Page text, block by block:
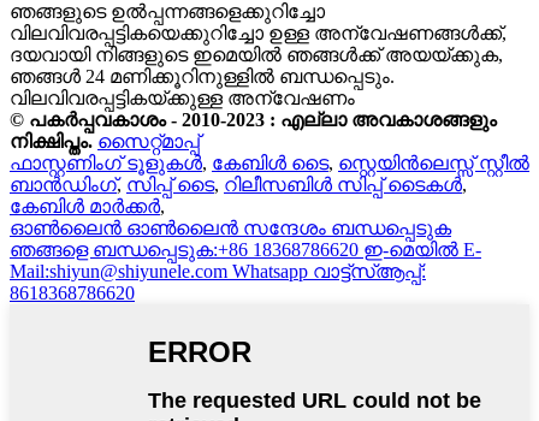
ഞങ്ങളുടെ ഉൽപ്പന്നങ്ങളെക്കുറിച്ചോ
വിലവിവരപ്പട്ടികയെക്കുറിച്ചോ ഉള്ള അന്വേഷണങ്ങൾക്ക്,
ദയവായി നിങ്ങളുടെ ഇമെയിൽ ഞങ്ങൾക്ക് അയയ്ക്കുക,
ഞങ്ങൾ 24 മണിക്കൂറിനുള്ളിൽ ബന്ധപ്പെടും.
വിലവിവരപ്പട്ടികയ്ക്കുള്ള അന്വേഷണം
© പകർപ്പവകാശം - 2010-2023 : എല്ലാ അവകാശങ്ങളും
നിക്ഷിപ്തം. സൈറ്റ്മാപ്പ്
ഫാസ്റ്റണിംഗ് ടൂളുകൾ, കേബിൾ ടൈ, സ്റ്റെയിൻലെസ്സ് സ്റ്റീൽ
ബാൻഡിംഗ്, സിപ്പ് ടൈ, റിലീസബിൾ സിപ്പ് ടൈകൾ,
കേബിൾ മാർക്കർ,
ഓൺലൈൻ ഓൺലൈൻ സന്ദേശം ബന്ധപ്പെടുക
ഞങ്ങളെ ബന്ധപ്പെടുക:+86 18368786620 ഇ-മെയിൽ E-
Mail:shiyun@shiyunele.com Whatsapp വാട്ട്‌സ്ആപ്പ്:
8618368786620